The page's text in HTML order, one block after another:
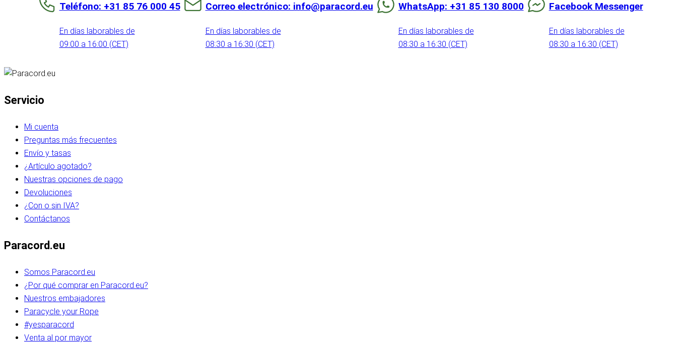
Teléfono: +31 85 76 000 45
En días laborables de
09:00 a 16:00 (CET)
Correo electrónico: info@paracord.eu
En días laborables de
08:30 a 16:30 (CET)
WhatsApp: +31 85 130 8000
En días laborables de
08:30 a 16:30 (CET)
Facebook Messenger
En días laborables de
08:30 a 16:30 (CET)
Servicio
Mi cuenta
Preguntas más frecuentes
Envío y tasas
¿Artículo agotado?
Nuestras opciones de pago
Devoluciones
¿Con o sin IVA?
Contáctanos
Paracord.eu
Somos Paracord.eu
¿Por qué comprar en Paracord.eu?
Nuestros embajadores
Paracycle your Rope
#yesparacord
Venta al por mayor